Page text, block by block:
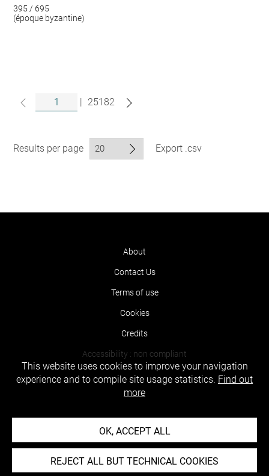
395 / 695
(époque byzantine)
| 25182
Results per page Export .csv
About
Contact Us
Terms of use
Cookies
Credits
Accessibility : non compliant
This website uses cookies to improve your navigation
experience and to compile site usage statistics. Find out
more
OK, ACCEPT ALL
REJECT ALL BUT TECHNICAL COOKIES